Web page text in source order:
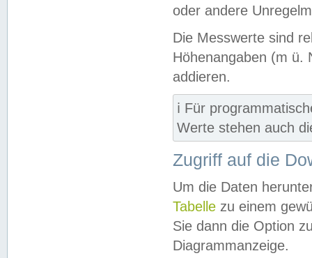
oder andere
Die Messwerte sind
Höhenangaben (m ü.
addieren.
ℹ️ Für
Werte stehen auch
Zugriff auf die
Um die Daten
Tabelle zu einem
Sie dann die Option
Diagrammanzeige.